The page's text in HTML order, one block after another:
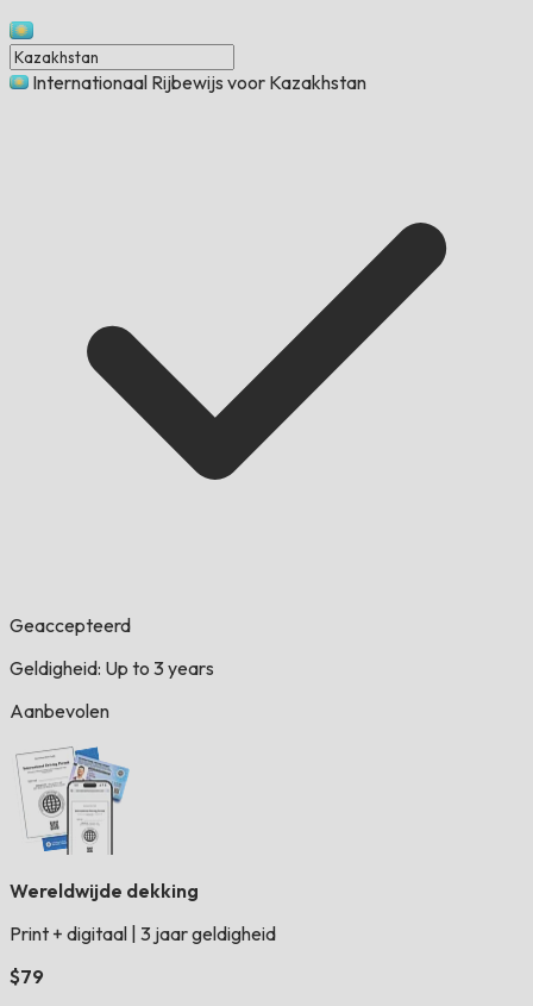
Internationaal Rijbewijs voor Kazakhstan
Geaccepteerd
Geldigheid: Up to 3 years
Aanbevolen
Wereldwijde dekking
Print + digitaal 3 jaar geldigheid
$79